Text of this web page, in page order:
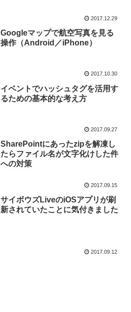
2017.12.29
Googleマップで航空写真を見る
操作（Android／iPhone）
2017.10.30
イベントでハッシュタグを活用す
るための基本的な考え方
2017.09.27
SharePointにあったzipを解凍し
たらファイル名が文字化けした件
への対策
2017.09.15
サイボウズLiveのiOSアプリが刷
新されていたことに気付きました
2017.09.12